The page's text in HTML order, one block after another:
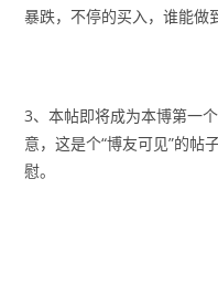
暴跌，不停的买入，谁能做
3、本帖即将成为本博第一
意，这是个“博友可见”的帖
慰。